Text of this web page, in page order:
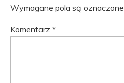
Wymagane pola są oznaczone
Komentarz *